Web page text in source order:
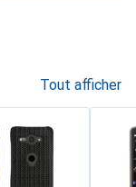
Tout afficher